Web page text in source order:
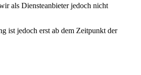
als Diensteanbieter jedoch nicht
ist jedoch erst ab dem Zeitpunkt der